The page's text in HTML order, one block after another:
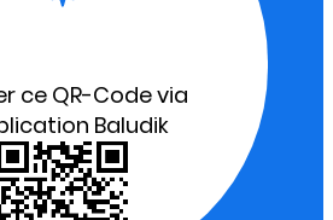
ce QR-Code via
Baludik